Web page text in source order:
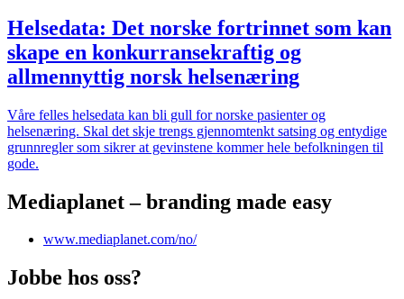
Helsedata: Det norske fortrinnet som kan
skape en konkurransekraftig og
allmennyttig norsk helsenæring
Våre felles helsedata kan bli gull for norske pasienter og
helsenæring. Skal det skje trengs gjennomtenkt satsing og entydige
grunnregler som sikrer at gevinstene kommer hele befolkningen til
gode.
Mediaplanet – branding made easy
www.mediaplanet.com/no/
Jobbe hos oss?